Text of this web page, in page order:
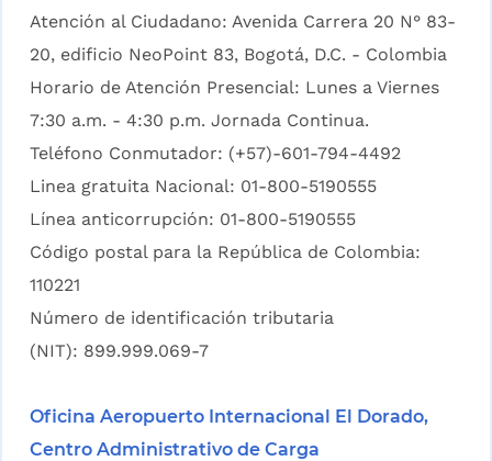
Atención al Ciudadano: Avenida Carrera 20 N° 83-
20, edificio NeoPoint 83, Bogotá, D.C. - Colombia
Horario de Atención Presencial: Lunes a Viernes
7:30 a.m. - 4:30 p.m. Jornada Continua.
Teléfono Conmutador: (+57)-601-794-4492
Linea gratuita Nacional: 01-800-5190555
Línea anticorrupción: 01-800-5190555
Código postal para la República de Colombia:
110221
Número de identificación tributaria
(NIT): 899.999.069-7
Oficina Aeropuerto Internacional El Dorado,
Centro Administrativo de Carga